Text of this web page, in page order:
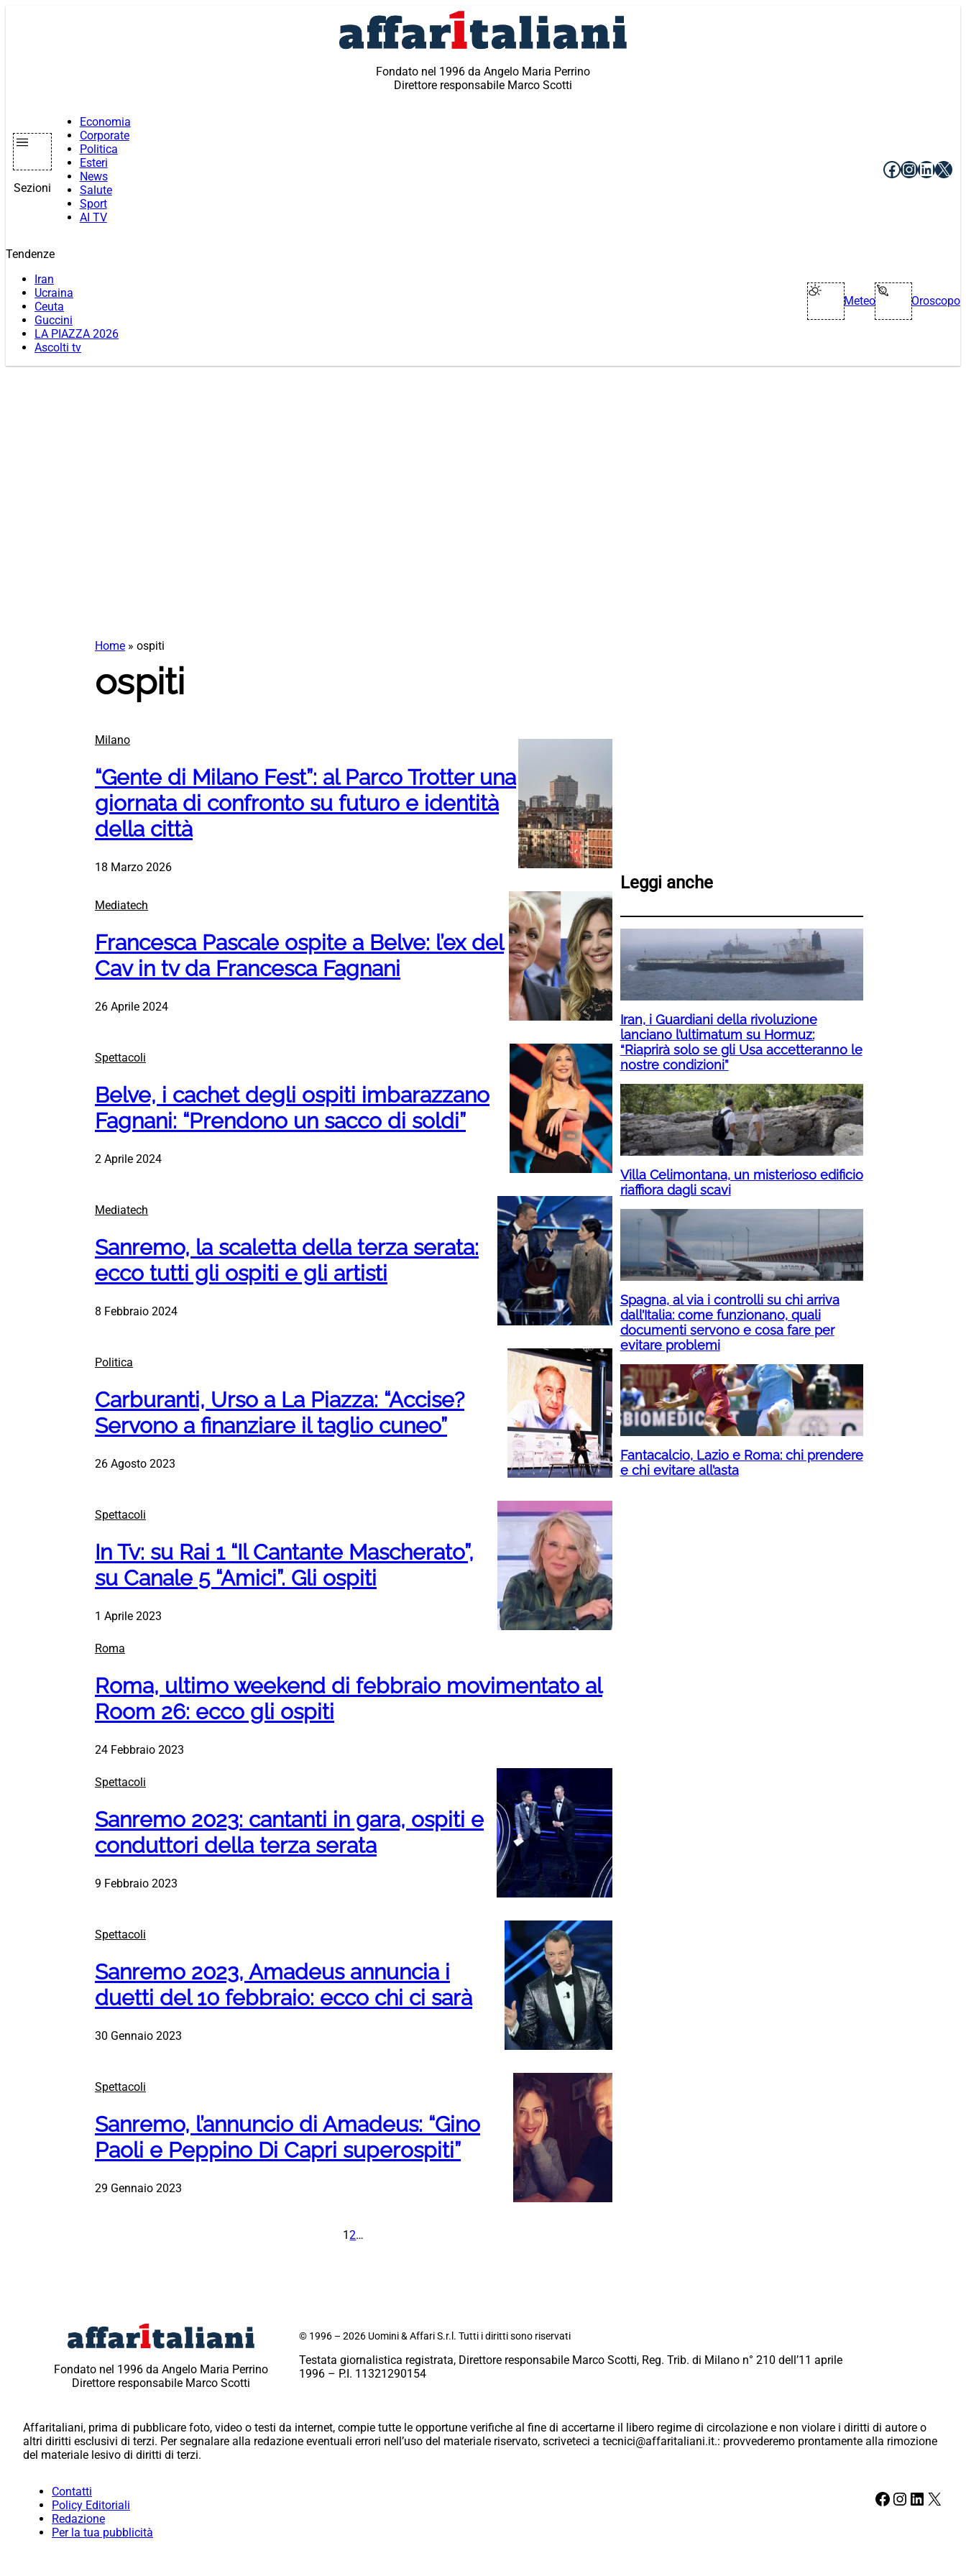
Fondato nel 1996 da Angelo Maria Perrino
Direttore responsabile Marco Scotti
Sezioni
Economia
Corporate
Politica
Esteri
News
Salute
Sport
AI TV
Facebook
X
Tendenze
Iran
Ucraina
Ceuta
Guccini
LA PIAZZA 2026
Ascolti tv
Meteo Oroscopo
Home » ospiti
ospiti
Milano
“Gente di Milano Fest”: al Parco Trotter una
giornata di confronto su futuro e identità
della città
18 Marzo 2026
Mediatech
Francesca Pascale ospite a Belve: l’ex del
Cav in tv da Francesca Fagnani
26 Aprile 2024
Spettacoli
Belve, i cachet degli ospiti imbarazzano
Fagnani: “Prendono un sacco di soldi”
2 Aprile 2024
Mediatech
Sanremo, la scaletta della terza serata:
ecco tutti gli ospiti e gli artisti
8 Febbraio 2024
Politica
Carburanti, Urso a La Piazza: “Accise?
Servono a finanziare il taglio cuneo”
26 Agosto 2023
Spettacoli
In Tv: su Rai 1 “Il Cantante Mascherato”,
su Canale 5 “Amici”. Gli ospiti
1 Aprile 2023
Roma
Roma, ultimo weekend di febbraio movimentato al
Room 26: ecco gli ospiti
24 Febbraio 2023
Spettacoli
Sanremo 2023: cantanti in gara, ospiti e
conduttori della terza serata
9 Febbraio 2023
Spettacoli
Sanremo 2023, Amadeus annuncia i
duetti del 10 febbraio: ecco chi ci sarà
30 Gennaio 2023
Spettacoli
Sanremo, l’annuncio di Amadeus: “Gino
Paoli e Peppino Di Capri superospiti”
29 Gennaio 2023
12…
Leggi anche
Iran, i Guardiani della rivoluzione
lanciano l’ultimatum su Hormuz:
“Riaprirà solo se gli Usa accetteranno le
nostre condizioni”
Villa Celimontana, un misterioso edificio
riaffiora dagli scavi
Spagna, al via i controlli su chi arriva
dall’Italia: come funzionano, quali
documenti servono e cosa fare per
evitare problemi
Fantacalcio, Lazio e Roma: chi prendere
e chi evitare all’asta
Fondato nel 1996 da Angelo Maria Perrino
Direttore responsabile Marco Scotti
© 1996 – 2026 Uomini & Affari S.r.l. Tutti i diritti sono riservati
Testata giornalistica registrata, Direttore responsabile Marco Scotti, Reg. Trib. di Milano n° 210 dell’11 aprile
1996 – P.I. 11321290154
Affaritaliani, prima di pubblicare foto, video o testi da internet, compie tutte le opportune verifiche al fine di accertarne il libero regime di circolazione e non violare i diritti di autore o
altri diritti esclusivi di terzi. Per segnalare alla redazione eventuali errori nell’uso del materiale riservato, scriveteci a tecnici@affaritaliani.it.: provvederemo prontamente alla rimozione
del materiale lesivo di diritti di terzi.
Contatti
Policy Editoriali
Redazione
Per la tua pubblicità
Facebook Instagram LinkedIn X